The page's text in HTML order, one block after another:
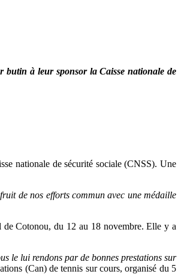
butin à leur sponsor la Caisse nationale de
nationale de sécurité sociale (CNSS). Une
de nos efforts commun avec une médaille
de Cotonou, du 12 au 18 novembre. Elle y a
le lui rendons par de bonnes prestations sur
(Can) de tennis sur cours, organisé du 5